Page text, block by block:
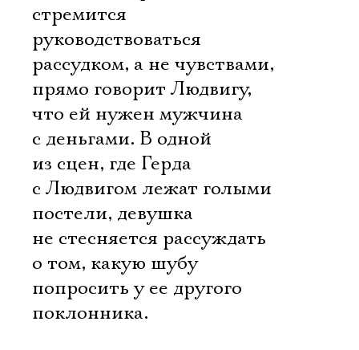
стремится
руководствоваться
рассудком, а не чувствами,
прямо говорит Людвигу,
что ей нужен мужчина
с деньгами. В одной
из сцен, где Герда
с Людвигом лежат голыми
постели, девушка
не стесняется рассуждать
о том, какую шубу
попросить у ее другого
поклонника.